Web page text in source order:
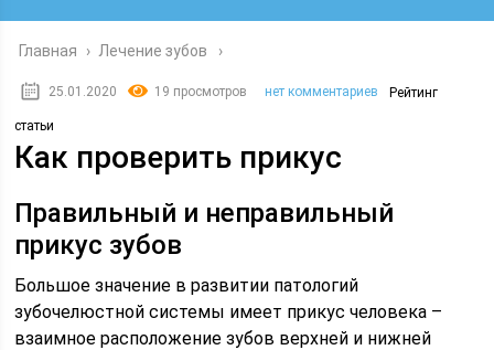
Главная › Лечение зубов
25.01.2020 19 просмотров нет комментариев Рейтинг
статьи
Как проверить прикус
Правильный и неправильный
прикус зубов
Большое значение в развитии патологий
зубочелюстной системы имеет прикус человека –
взаимное расположение зубов верхней и нижней